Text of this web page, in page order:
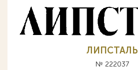
ЛИПСТАЛЬ
№ 222037